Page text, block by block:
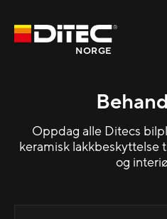
NORGE
Oppdag alle Ditecs
keramisk lakkbeskyttelse
og